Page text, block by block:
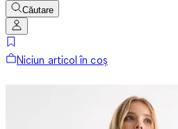
Căutare
Niciun articol în coș